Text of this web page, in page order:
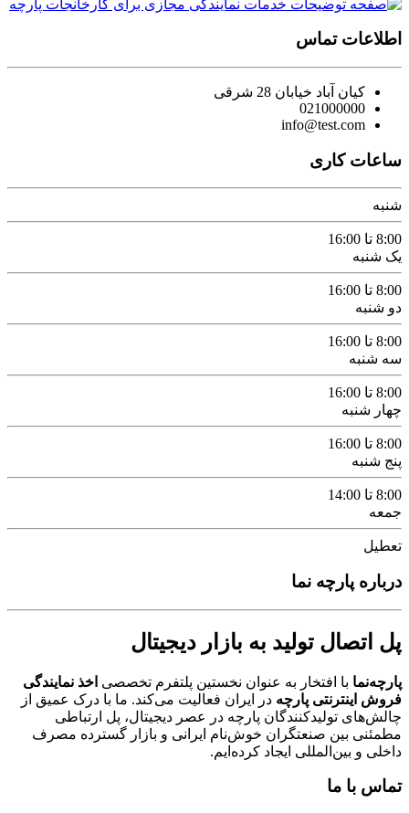
اطلاعات تماس
کیان آباد خیابان 28 شرقی
021000000
info@test.com
ساعات کاری
شنبه
8:00 تا 16:00
یک شنبه
8:00 تا 16:00
دو شنبه
8:00 تا 16:00
سه شنبه
8:00 تا 16:00
چهار شنبه
8:00 تا 16:00
پنج شنبه
8:00 تا 14:00
جمعه
تعطیل
درباره پارچه نما
پل اتصال تولید به بازار دیجیتال
پارچه‌نما با افتخار به عنوان نخستین پلتفرم تخصصی اخذ نمایندگی
فروش اینترنتی پارچه در ایران فعالیت می‌کند. ما با درک عمیق از
چالش‌های تولیدکنندگان پارچه در عصر دیجیتال، پل ارتباطی
مطمئنی بین صنعتگران خوش‌نام ایرانی و بازار گسترده مصرف
داخلی و بین‌المللی ایجاد کرده‌ایم.
تماس با ما